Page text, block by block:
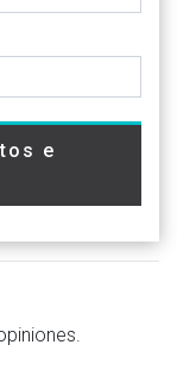
e